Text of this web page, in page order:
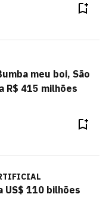
meu boi, São
R$ 415 milhões
US$ 110 bilhões